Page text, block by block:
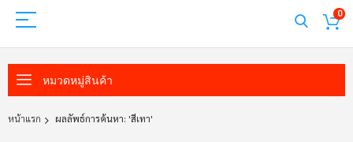
0
หมวดหมู่สินค้า
หน้าแรก ผลลัพธ์การค้นหา: 'สีเทา'